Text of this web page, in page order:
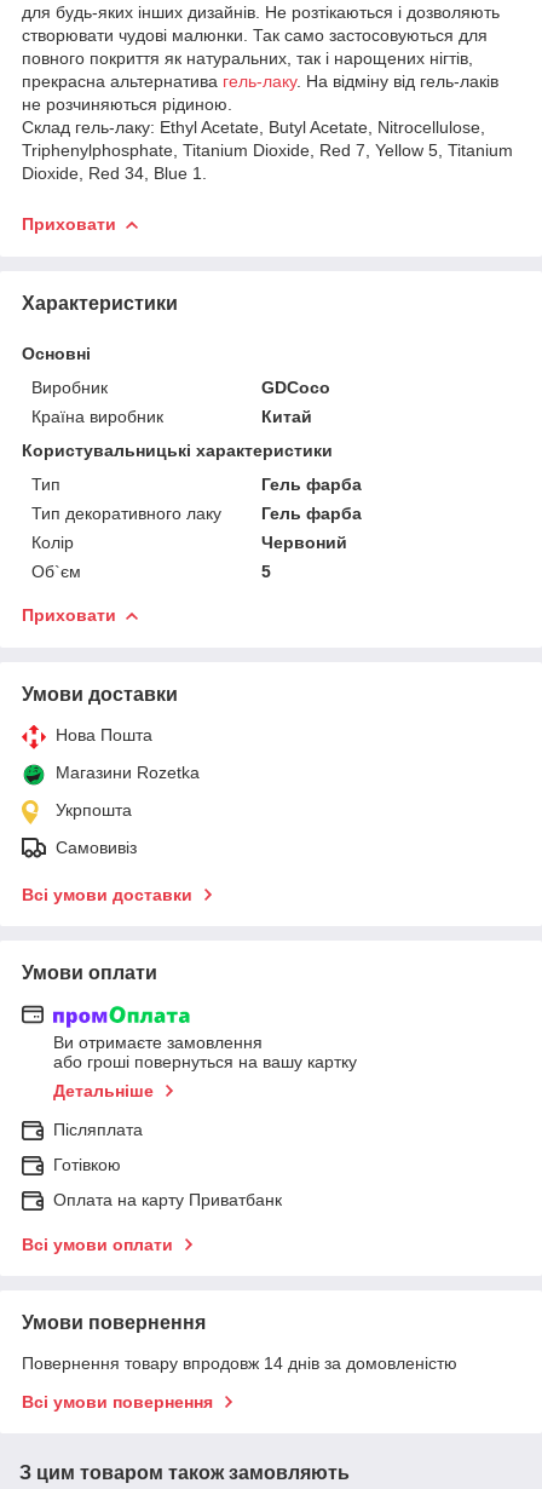
для будь-яких інших дизайнів. Не розтікаються і дозволяють
створювати чудові малюнки. Так само застосовуються для
повного покриття як натуральних, так і нарощених нігтів,
прекрасна альтернатива гель-лаку. На відміну від гель-лаків
не розчиняються рідиною.
Склад гель-лаку: Ethyl Acetate, Butyl Acetate, Nitrocellulose,
Triphenylphosphate, Titanium Dioxide, Red 7, Yellow 5, Titanium
Dioxide, Red 34, Blue 1.
Приховати
Характеристики
Основні
Виробник
GDCoco
Країна виробник
Китай
Користувальницькі характеристики
Тип
Гель фарба
Тип декоративного лаку
Гель фарба
Колір
Червоний
Об`єм
5
Приховати
Умови доставки
Нова Пошта
Магазини Rozetka
Укрпошта
Самовивіз
Всі умови доставки
Умови оплати
Ви отримаєте замовлення
або гроші повернуться на вашу картку
Детальніше
Післяплата
Готівкою
Оплата на карту Приватбанк
Всі умови оплати
Умови повернення
Повернення товару впродовж 14 днів за домовленістю
Всі умови повернення
З цим товаром також замовляють